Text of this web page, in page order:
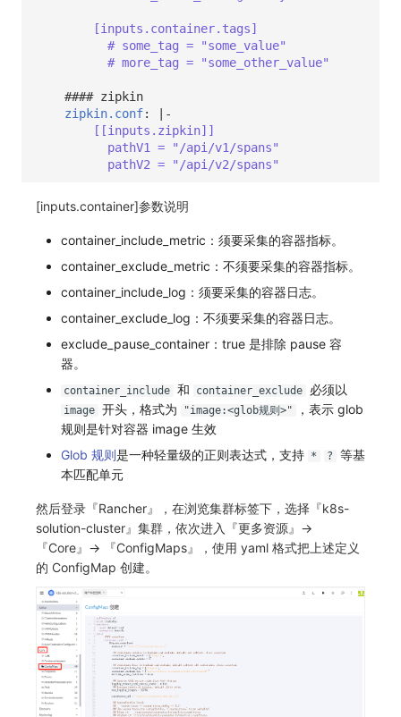
[inputs.container.tags]
# some_tag = "some_value"
# more_tag = "some_other_value"
#### zipkin
zipkin.conf:
|-
[[inputs.zipkin]]
pathV1 = "/api/v1/spans"
pathV2 = "/api/v2/spans"
[inputs.container]参数说明
container_include_metric：须要采集的容器指标。
container_exclude_metric：不须要采集的容器指标。
container_include_log：须要采集的容器日志。
container_exclude_log：不须要采集的容器日志。
exclude_pause_container：true 是排除 pause 容
器。
container_include 和 container_exclude 必须以
image 开头，格式为 "image:<glob规则>"
，表示 glob
规则是针对容器 image 生效
Glob 规则是一种轻量级的正则表达式，支持 * ?
等基
本匹配单元
然后登录『Rancher』，在浏览集群标签下，选择『k8s-
solution-cluster』集群，依次进入『更多资源』->
『Core』-> 『ConfigMaps』，使用 yaml 格式把上述定义
的 ConfigMap 创建。